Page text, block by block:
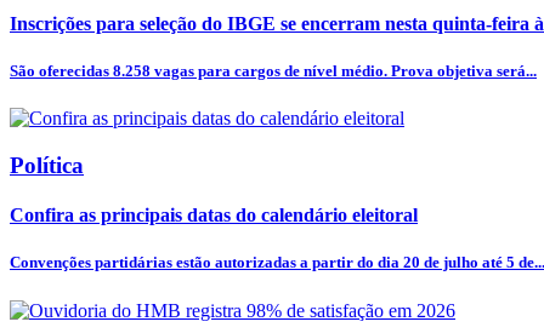
Inscrições para seleção do IBGE se encerram nesta quinta-feira
São oferecidas 8.258 vagas para cargos de nível médio. Prova objetiva será...
Política
Confira as principais datas do calendário eleitoral
Convenções partidárias estão autorizadas a partir do dia 20 de julho até 5 de...